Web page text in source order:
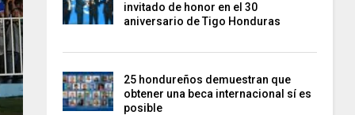
invitado de honor en el 30
aniversario de Tigo Honduras
25 hondureños demuestran que
obtener una beca internacional sí es
posible